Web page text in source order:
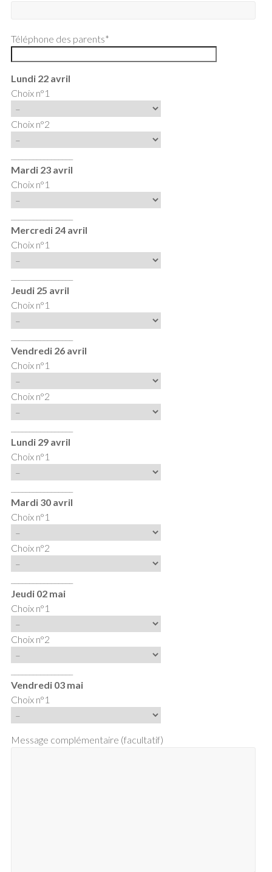
Téléphone des parents*
Lundi 22 avril
Choix n°1
Choix n°2
Mardi 23 avril
Choix n°1
Mercredi 24 avril
Choix n°1
Jeudi 25 avril
Choix n°1
Vendredi 26 avril
Choix n°1
Choix n°2
Lundi 29 avril
Choix n°1
Mardi 30 avril
Choix n°1
Choix n°2
Jeudi 02 mai
Choix n°1
Choix n°2
Vendredi 03 mai
Choix n°1
Message complémentaire (facultatif)